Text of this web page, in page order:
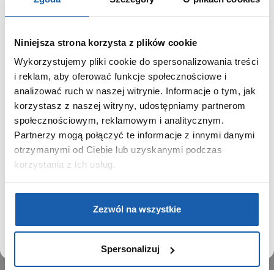
Niniejsza strona korzysta z plików cookie
Wykorzystujemy pliki cookie do spersonalizowania treści
i reklam, aby oferować funkcje społecznościowe i
analizować ruch w naszej witrynie. Informacje o tym, jak
korzystasz z naszej witryny, udostępniamy partnerom
społecznościowym, reklamowym i analitycznym.
Partnerzy mogą połączyć te informacje z innymi danymi
otrzymanymi od Ciebie lub uzyskanymi podczas
korzystania z ich usług.
Zezwól na wszystkie
Spersonalizuj
GRUPA ZIBI
Historia
Misja, wizja i wartości Grupy Zibi
Ważne daty
Kariera
Zgoda na ciasteczka
PRODUKTY
Kalkulatory
SIECI SPRZEDAŻY
SZANOWNY UŻYTKOWNIKU,
SZANOWNA UŻYTKOWNICZKO
Używamy plików cookie w celach analitycznych,
statystycznych i marketingowych, w tym aby analizować
ruch w tej witrynie, optymalizować jej działanie oraz
zapamiętywać Twoje preferencje.